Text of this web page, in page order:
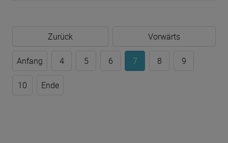
Zurück Vorwärts
Anfang 4 5 6 7 8 9
10 Ende